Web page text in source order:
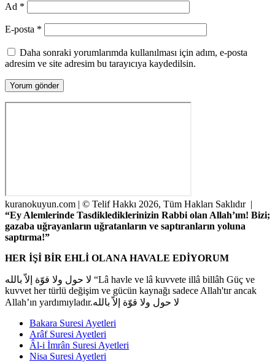
Ad *
E-posta *
Daha sonraki yorumlarımda kullanılması için adım, e-posta
adresim ve site adresim bu tarayıcıya kaydedilsin.
kuranokuyun.com | © Telif Hakkı 2026, Tüm Hakları Saklıdır |
“Ey Alemlerinde Tasdiklediklerinizin Rabbi olan Allah’ım! Bizi;
gazaba uğrayanların uğratanların ve saptıranların yoluna
saptırma!”
HER İŞİ BİR EHLİ OLANA HAVALE EDİYORUM
لا حول ولا قوّة إلاّ بالله “Lâ havle ve lâ kuvvete illâ billâh Güç ve
kuvvet her türlü değişim ve gücün kaynağı sadece Allah'tır ancak
Allah’ın yardımıyladır.لا حول ولا قوّة إلاّ بالله
Bakara Suresi Ayetleri
Arâf Suresi Ayetleri
Âl-i İmrân Suresi Ayetleri
Nisa Suresi Ayetleri